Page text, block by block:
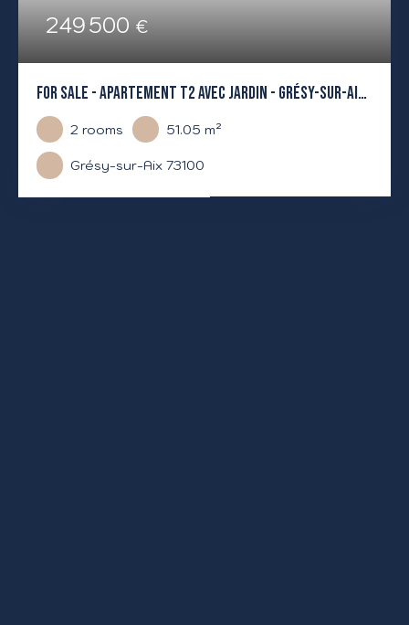
249 500€
FOR SALE - APARTEMENT T2 AVEC JARDIN - GRÉSY-SUR-AIX
51.05 M² - GARDEN LEVEL - TERRACE + PRIVATE GARDEN
2rooms 51.05m²
Grésy-sur-Aix 73100